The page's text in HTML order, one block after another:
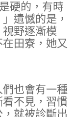
硬的，有時
遺憾的是，
野逐漸模
田寮，她又
也會有一種
不見，習慣
就被診斷出